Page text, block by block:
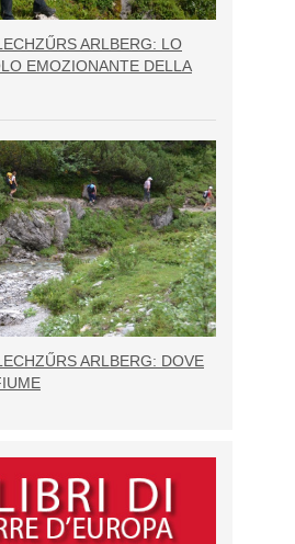
ARLBERG: LO
EMOZIONANTE DELLA
ARLBERG: DOVE